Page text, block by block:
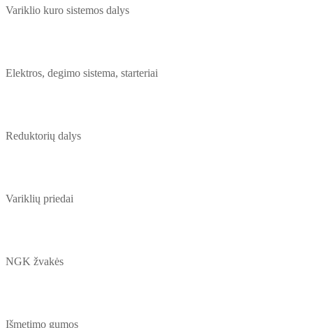
Variklio kuro sistemos dalys
Elektros, degimo sistema, starteriai
Reduktorių dalys
Variklių priedai
NGK žvakės
Išmetimo gumos